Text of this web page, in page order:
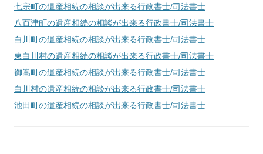
七宗町の遺産相続の相談が出来る行政書士/司法書士
八百津町の遺産相続の相談が出来る行政書士/司法書士
白川町の遺産相続の相談が出来る行政書士/司法書士
東白川村の遺産相続の相談が出来る行政書士/司法書士
御嵩町の遺産相続の相談が出来る行政書士/司法書士
白川村の遺産相続の相談が出来る行政書士/司法書士
池田町の遺産相続の相談が出来る行政書士/司法書士